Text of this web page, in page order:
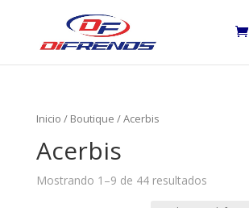
Inicio / Boutique / Acerbis
Acerbis
Mostrando 1–9 de 44 resultados